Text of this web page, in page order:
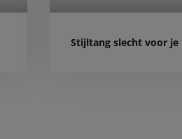
Stijltang slecht voor je